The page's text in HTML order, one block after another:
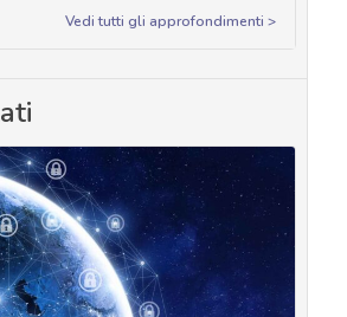
Vedi tutti gli approfondimenti >